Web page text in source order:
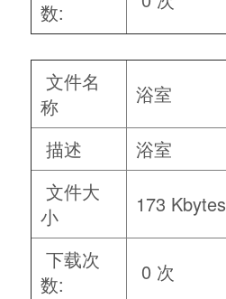
数:
文件名
称
浴室
描述
浴室
文件大
小
173 Kbytes
下载次
数:
0 次